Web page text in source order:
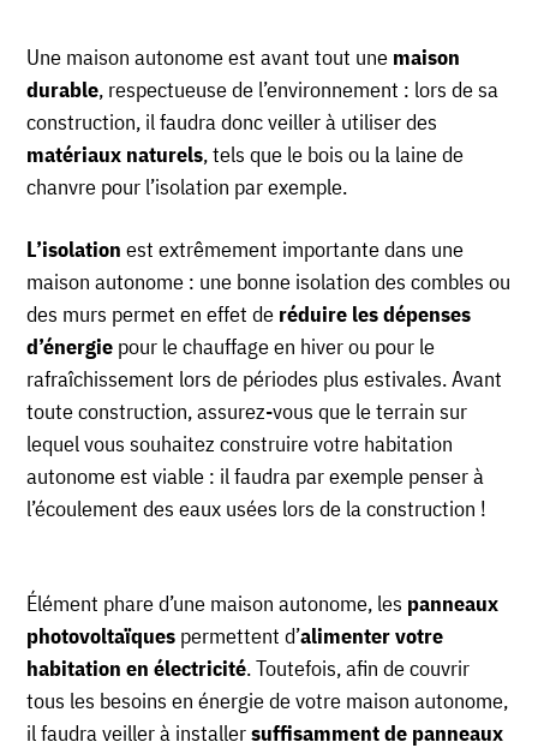
Une maison autonome est avant tout une maison
durable, respectueuse de l’environnement : lors de sa
construction, il faudra donc veiller à utiliser des
matériaux naturels, tels que le bois ou la laine de
chanvre pour l’isolation par exemple.
L’isolation est extrêmement importante dans une
maison autonome : une bonne isolation des combles ou
des murs permet en effet de réduire les dépenses
d’énergie pour le chauffage en hiver ou pour le
rafraîchissement lors de périodes plus estivales. Avant
toute construction, assurez-vous que le terrain sur
lequel vous souhaitez construire votre habitation
autonome est viable : il faudra par exemple penser à
l’écoulement des eaux usées lors de la construction !
Élément phare d’une maison autonome, les panneaux
photovoltaïques permettent d’alimenter votre
habitation en électricité. Toutefois, afin de couvrir
tous les besoins en énergie de votre maison autonome,
il faudra veiller à installersuffisamment de panneaux